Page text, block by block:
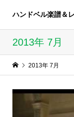
ハンドベル楽譜＆
2013年 7月
2013年 7月